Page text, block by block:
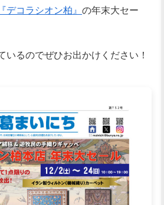
『デコラシオン柏』 の年末大セー
いるのでぜひお出かけください！